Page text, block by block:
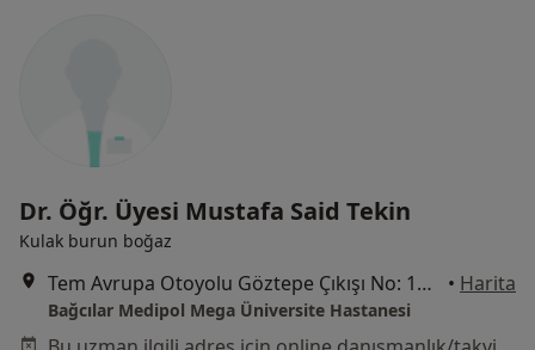
Dr. Öğr. Üyesi Mustafa Said Tekin
Kulak burun boğaz
Tem Avrupa Otoyolu Göztepe Çıkışı No: 1Bağcılar, İstanbul • Harita
Bağcılar Medipol Mega Üniversite Hastanesi